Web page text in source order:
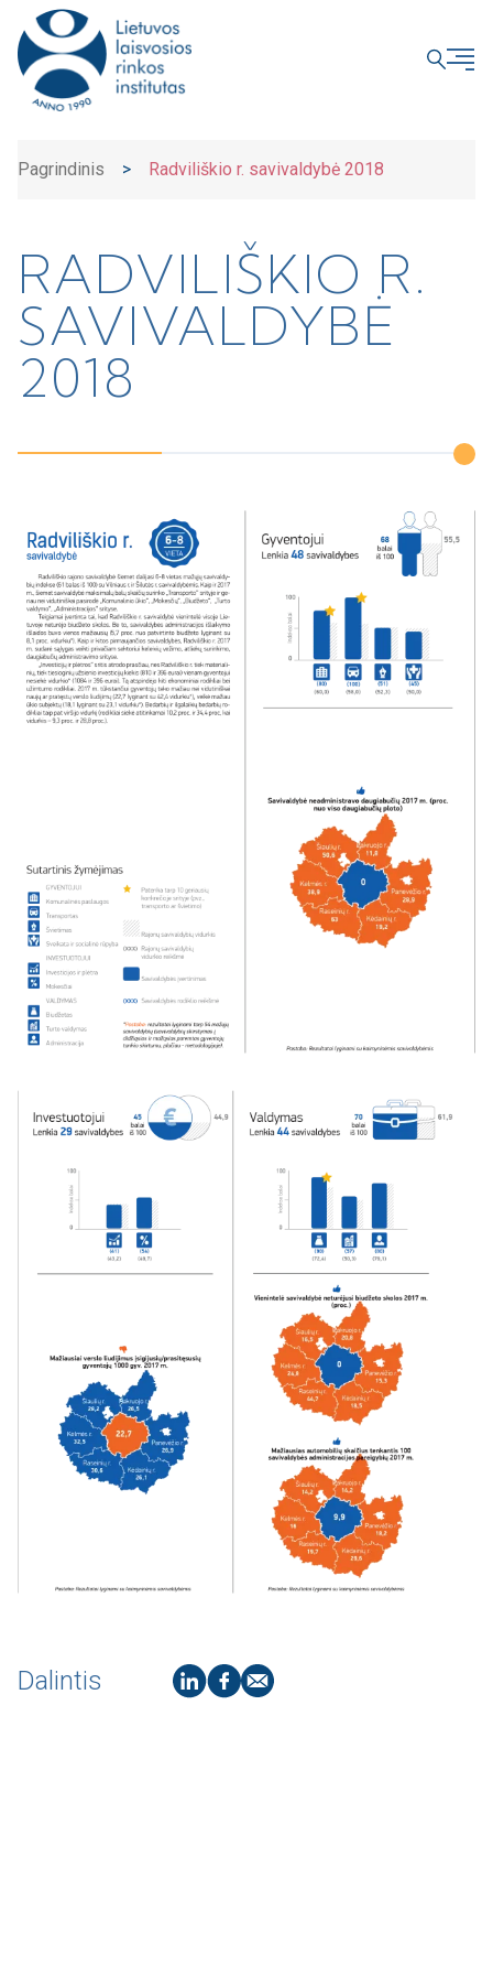
Pagrindinis > Radviliškio r. savivaldybė 2018
RADVILIŠKIO R.
SAVIVALDYBĖ
2018
Dalintis
UŽDARYTI